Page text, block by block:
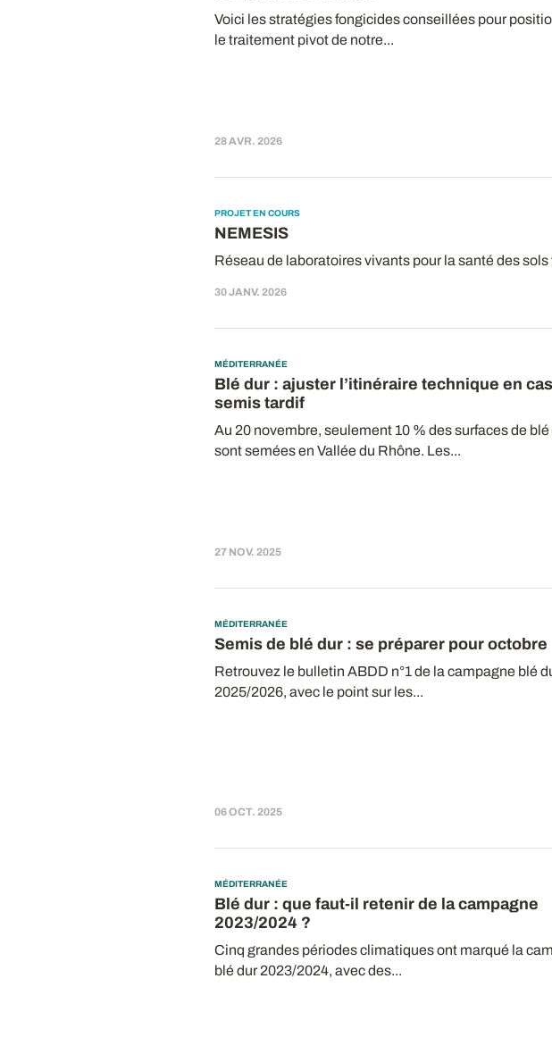
Voici les stratégies fongicides conseillées pour
le traitement pivot de notre...
28 AVR. 2026
PROJET EN COURS
NEMESIS
Réseau de laboratoires vivants pour la santé des
30 JANV. 2026
MÉDITERRANÉE
Blé dur : ajuster l’itinéraire technique en
semis tardif
Au 20 novembre, seulement 10 % des surfaces de blé
sont semées en Vallée du Rhône. Les...
27 NOV. 2025
MÉDITERRANÉE
Semis de blé dur : se préparer pour octobre
Retrouvez le bulletin ABDD n°1 de la campagne blé
2025/2026, avec le point sur les...
06 OCT. 2025
MÉDITERRANÉE
Blé dur : que faut-il retenir de la campagne
2023/2024 ?
Cinq grandes périodes climatiques ont marqué la
blé dur 2023/2024, avec des...